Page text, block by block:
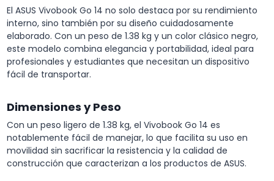
El ASUS Vivobook Go 14 no solo destaca por su rendimiento
interno, sino también por su diseño cuidadosamente
elaborado. Con un peso de 1.38 kg y un color clásico negro,
este modelo combina elegancia y portabilidad, ideal para
profesionales y estudiantes que necesitan un dispositivo
fácil de transportar.
Dimensiones y Peso
Con un peso ligero de 1.38 kg, el Vivobook Go 14 es
notablemente fácil de manejar, lo que facilita su uso en
movilidad sin sacrificar la resistencia y la calidad de
construcción que caracterizan a los productos de ASUS.